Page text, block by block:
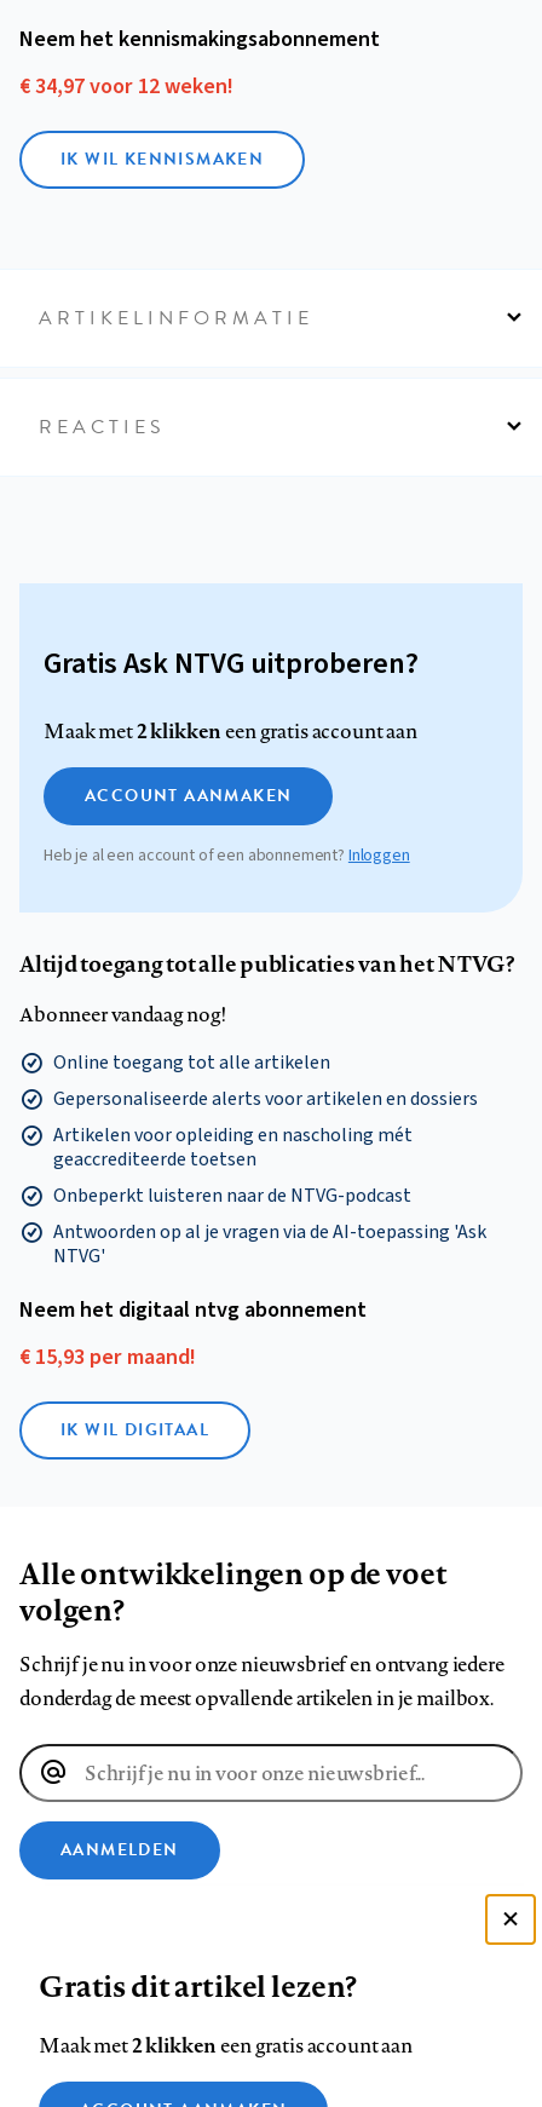
Neem het kennismakings­abonnement
€ 34,97 voor 12 weken!
IK WIL KENNISMAKEN
ARTIKELINFORMATIE
REACTIES
Gratis Ask NTVG uitproberen?
Maak met2 klikkeneen gratis account aan
ACCOUNT AANMAKEN
Heb je al een account of een abonnement?Inloggen
Altijd toegang tot alle publicaties van het NTVG?
Abonneer vandaag nog!
Online toegang tot alle artikelen
Gepersonaliseerde alerts voor artikelen en dossiers
Artikelen voor opleiding en nascholing mét
geaccrediteerde toetsen
Onbeperkt luisteren naar de NTVG-podcast
Antwoorden op al je vragen via de AI-toepassing 'Ask
NTVG'
Neem het digitaal ntvg abonnement
€ 15,93 per maand!
IK WIL DIGITAAL
Alle ontwikkelingen op de voet
volgen?
Schrijf je nu in voor onze nieuwsbrief en ontvang iedere
donderdag de meest opvallende artikelen in je mailbox.
E-
mailadres
AANMELDEN
ons
op
ons
op
ons
op
ons
op
ons
op
ons
Contact Colofon Disclaimer Privacy
Gratis dit artikel lezen?
Maak met2 klikkeneen gratis account aan
Zie onze cookie policy